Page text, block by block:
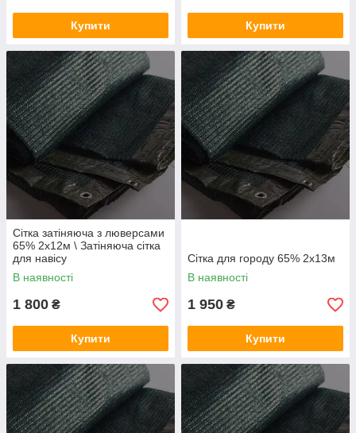
Купити Купити
Сітка затіняюча з люверсами
65% 2х12м \ Затіняюча сітка
для навісу
В наявності
1 800 ₴
Купити
Сітка для городу 65% 2х13м
В наявності
1 950 ₴
Купити